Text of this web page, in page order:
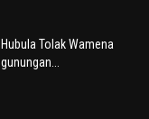
Tolak Wamena